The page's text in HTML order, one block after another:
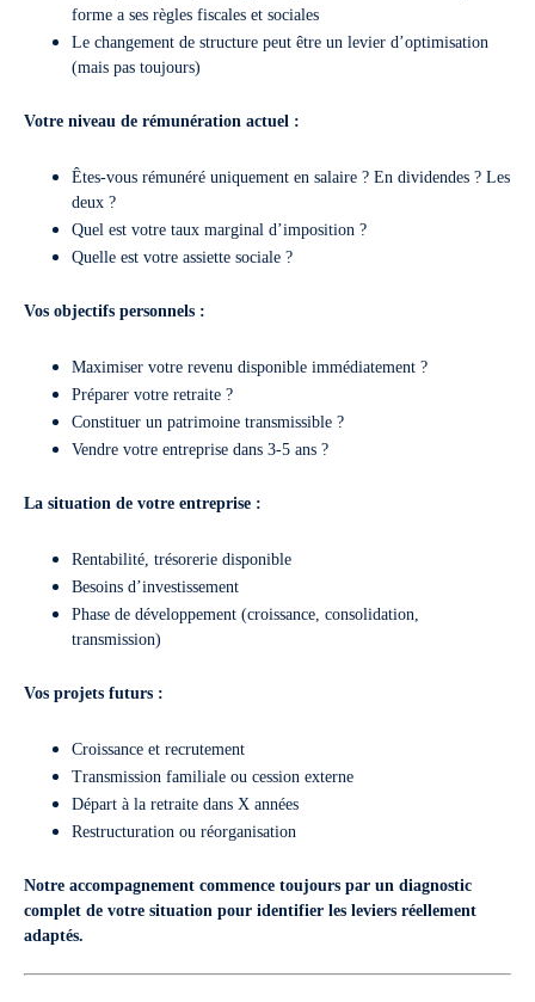
forme a ses règles fiscales et sociales
Le changement de structure peut être un levier d’optimisation
(mais pas toujours)
Votre niveau de rémunération actuel :
Êtes-vous rémunéré uniquement en salaire ? En dividendes ? Les
deux ?
Quel est votre taux marginal d’imposition ?
Quelle est votre assiette sociale ?
Vos objectifs personnels :
Maximiser votre revenu disponible immédiatement ?
Préparer votre retraite ?
Constituer un patrimoine transmissible ?
Vendre votre entreprise dans 3-5 ans ?
La situation de votre entreprise :
Rentabilité, trésorerie disponible
Besoins d’investissement
Phase de développement (croissance, consolidation,
transmission)
Vos projets futurs :
Croissance et recrutement
Transmission familiale ou cession externe
Départ à la retraite dans X années
Restructuration ou réorganisation
Notre accompagnement commence toujours par un diagnostic
complet de votre situation pour identifier les leviers réellement
adaptés.